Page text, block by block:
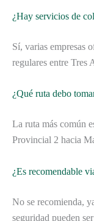
¿Hay servicios de
Sí, varias empresas
regulares entre Tres
¿Qué ruta debo
La ruta más común
Provincial 2 hacia
¿Es recomendable
No se recomienda,
seguridad pueden